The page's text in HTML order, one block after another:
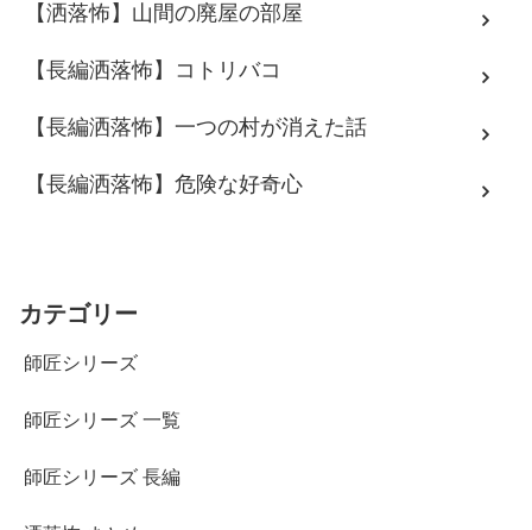
【洒落怖】山間の廃屋の部屋
【長編洒落怖】コトリバコ
【長編洒落怖】一つの村が消えた話
【長編洒落怖】危険な好奇心
カテゴリー
師匠シリーズ
師匠シリーズ 一覧
師匠シリーズ 長編